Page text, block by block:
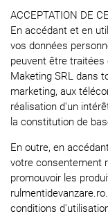
ACCEPTATION DE
En accédant et en
vos données
peuvent être traitées
Maketing SRL dans
marketing, aux
réalisation d'un
la constitution de
En outre, en
votre consentement
promouvoir les
conditions